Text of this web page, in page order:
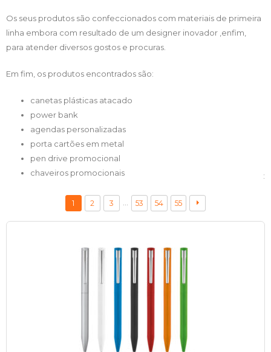
Os seus produtos são confeccionados com materiais de primeira
linha embora com resultado de um designer inovador ,enfim,
para atender diversos gostos e procuras.
Em fim, os produtos encontrados são:
canetas plásticas atacado
power bank
agendas personalizadas
porta cartões em metal
pen drive promocional
chaveiros promocionais
:
1 2 3 … 53 54 55